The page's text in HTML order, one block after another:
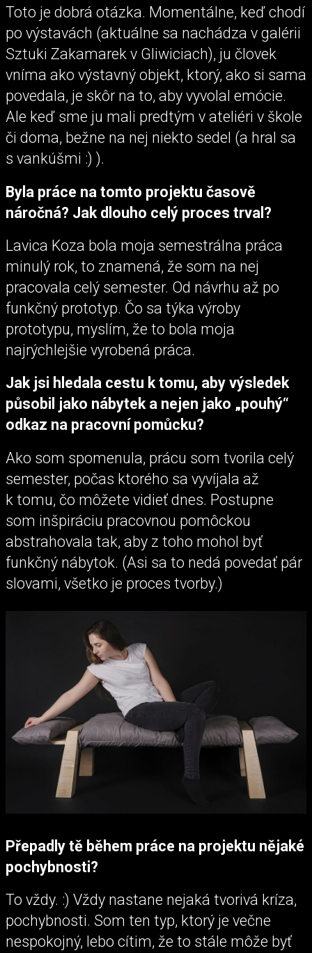
Toto je dobrá otázka. Momentálne, keď chodí
po výstavách (aktuálne sa nachádza v galérii
Sztuki Zakamarek v Gliwiciach), ju človek
vníma ako výstavný objekt, ktorý, ako si sama
povedala, je skôr na to, aby vyvolal emócie.
Ale keď sme ju mali predtým v ateliéri v škole
či doma, bežne na nej niekto sedel (a hral sa
s vankúšmi :) ).
Byla práce na tomto projektu časově
náročná? Jak dlouho celý proces trval?
Lavica Koza bola moja semestrálna práca
minulý rok, to znamená, že som na nej
pracovala celý semester. Od návrhu až po
funkčný prototyp. Čo sa týka výroby
prototypu, myslím, že to bola moja
najrýchlejšie vyrobená práca.
Jak jsi hledala cestu k tomu, aby výsledek
působil jako nábytek a nejen jako „pouhý“
odkaz na pracovní pomůcku?
Ako som spomenula, prácu som tvorila celý
semester, počas ktorého sa vyvíjala až
k tomu, čo môžete vidieť dnes. Postupne
som inšpiráciu pracovnou pomôckou
abstrahovala tak, aby z toho mohol byť
funkčný nábytok. (Asi sa to nedá povedať pár
slovami, všetko je proces tvorby.)
Přepadly tě během práce na projektu nějaké
pochybnosti?
To vždy. :) Vždy nastane nejaká tvorivá kríza,
pochybnosti. Som ten typ, ktorý je večne
nespokojný, lebo cítim, že to stále môže byť